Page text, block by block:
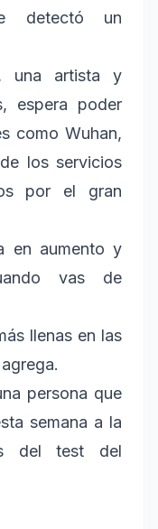
detectó un
una artista y
espera poder
como Wuhan,
los servicios
por el gran
en aumento y
vas de
llenas en las
persona que
semana a la
del test del